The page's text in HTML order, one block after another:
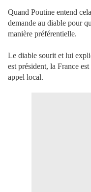
Quand Poutine entend
demande au diable pour
manière préférentielle.
Le diable sourit et lui
est président, la France
appel local.